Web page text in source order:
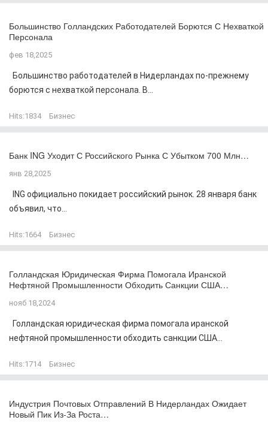
Большинство Голландских Работодателей Борются С Нехваткой
Персонала
фев 18,2025
Большинство работодателей в Нидерландах по-прежнему
борются с нехваткой персонала. В...
Hits:1834 Бизнес
Банк ING Уходит С Российского Рынка С Убытком 700 Млн…
янв 28,2025
ING официально покидает российский рынок. 28 января банк
объявил, что...
Hits:1664 Бизнес
Голландская Юридическая Фирма Помогала Иранской
Нефтяной Промышленности Обходить Санкции США…
нояб 18,2024
Голландская юридическая фирма помогала иранской
нефтяной промышленности обходить санкции США...
Hits:1714 Бизнес
Индустрия Почтовых Отправлений В Нидерландах Ожидает
Новый Пик Из-За Роста…